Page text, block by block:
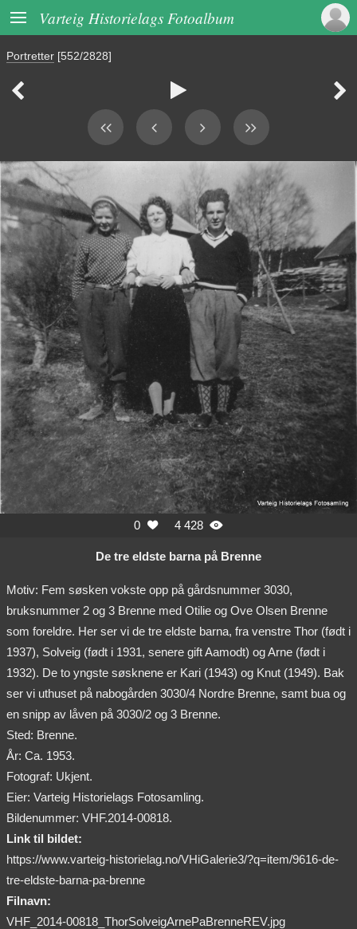
 Varteig Historielags Fotoalbum
Portretter [552/2828]
  
0  4 428 
De tre eldste barna på Brenne
Motiv: Fem søsken vokste opp på gårdsnummer 3030,
bruksnummer 2 og 3 Brenne med Otilie og Ove Olsen Brenne
som foreldre. Her ser vi de tre eldste barna, fra venstre Thor (født i
1937), Solveig (født i 1931, senere gift Aamodt) og Arne (født i
1932). De to yngste søsknene er Kari (1943) og Knut (1949). Bak
ser vi uthuset på nabogården 3030/4 Nordre Brenne, samt bua og
en snipp av låven på 3030/2 og 3 Brenne.
Sted: Brenne.
År: Ca. 1953.
Fotograf: Ukjent.
Eier: Varteig Historielags Fotosamling.
Bildenummer: VHF.2014-00818.
Link til bildet:
https://www.varteig-historielag.no/VHiGalerie3/?q=item/9616-de-
tre-eldste-barna-pa-brenne
Filnavn:
VHF_2014-00818_ThorSolveigArnePaBrenneREV.jpg